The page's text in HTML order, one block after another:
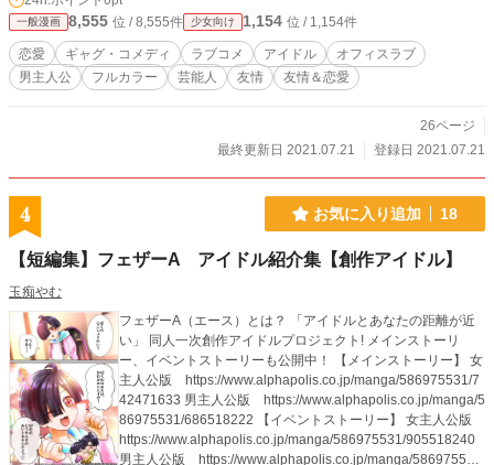
一般漫画 8,555 位 / 8,555件 少女向け 1,154 位 / 1,154件
恋愛 ギャグ・コメディ ラブコメ アイドル
オフィスラブ
男主人公
フルカラー 芸能人 友情 友情＆恋愛
26ページ
最終更新日 2021.07.21
登録日 2021.07.21
4 お気に入り追加 18
【短編集】フェザーA アイドル紹介集【創作アイドル】
玉痴やむ
フェザーA（エース）とは？ 「アイドルとあなたの距離が近
い」 同人一次創作アイドルプロジェクト! メインストーリ
ー、イベントストーリーも公開中！ 【メインストーリー】 女
主人公版 https://www.alphapolis.co.jp/manga/586975531/7
42471633 男主人公版 https://www.alphapolis.co.jp/manga/5
86975531/686518222 【イベントストーリー】 女主人公版
https://www.alphapolis.co.jp/manga/586975531/905518240
男主人公版 https://www.alphapolis.co.jp/manga/586975531/